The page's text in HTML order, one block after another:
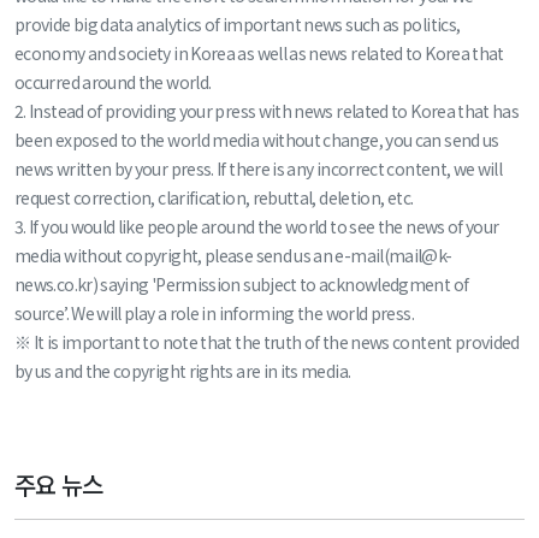
provide big data analytics of important news such as politics,
economy and society in Korea as well as news related to Korea that
occurred around the world.
2. Instead of providing your press with news related to Korea that has
been exposed to the world media without change, you can send us
news written by your press. If there is any incorrect content, we will
request correction, clarification, rebuttal, deletion, etc.
3. If you would like people around the world to see the news of your
media without copyright, please send us an e-mail(mail@k-
news.co.kr) saying 'Permission subject to acknowledgment of
source’. We will play a role in informing the world press.
※ It is important to note that the truth of the news content provided
by us and the copyright rights are in its media.
주요 뉴스